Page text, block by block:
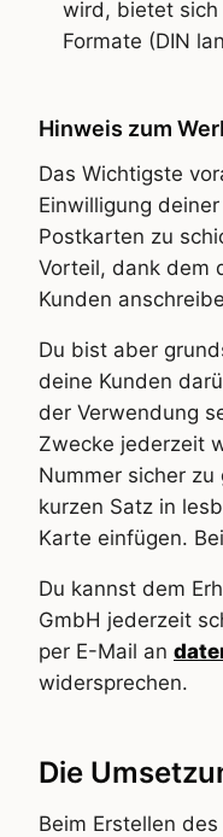
wird, bietet sich
Formate (DIN
Hinweis zum
Das Wichtigste
Einwilligung
Postkarten zu
Vorteil, dank dem
Kunden
Du bist aber
deine Kunden
der Verwendung
Zwecke jederzeit
Nummer sicher
kurzen Satz in
Karte einfügen.
Du kannst dem
GmbH jederzeit
per E-Mail an
widersprechen.
Die
Beim Erstellen